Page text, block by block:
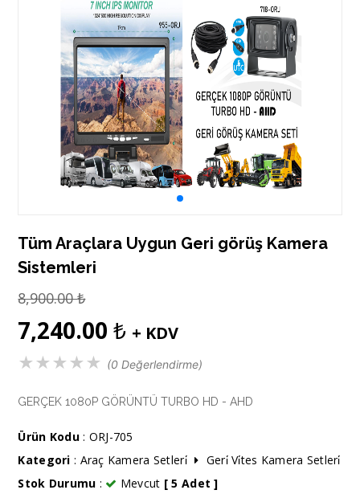
Tüm Araçlara Uygun Geri görüş Kamera
Sistemleri
8,900.00₺
7,240.00₺ + KDV
★ ★ ★ ★ ★ (0 Değerlendirme)
GERÇEK 1080P GÖRÜNTÜ TURBO HD - AHD
Ürün Kodu: ORJ-705
Kategori : Araç Kamera Setleri̇
Geri̇ Vi̇tes Kamera Setleri̇
Stok Durumu : Mevcut [ 5 Adet ]